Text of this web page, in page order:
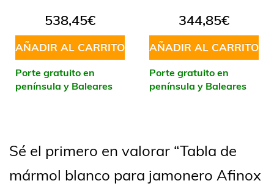
538,45€
AÑADIR AL CARRITO
Porte gratuito en
península y Baleares
344,85€
AÑADIR AL CARRITO
Porte gratuito en
península y Baleares
Sé el primero en valorar “Tabla de
mármol blanco para jamonero Afinox